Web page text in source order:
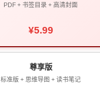
PDF + 书签目录 + 高清封面
¥5.99
尊享版
标准版 + 思维导图 + 读书笔记